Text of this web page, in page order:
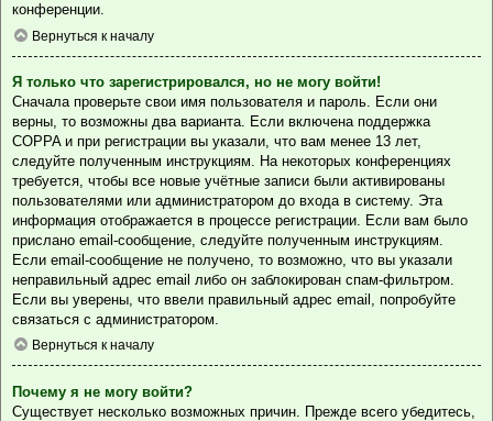
конференции.
Вернуться к началу
Я только что зарегистрировался, но не могу войти!
Сначала проверьте свои имя пользователя и пароль. Если они
верны, то возможны два варианта. Если включена поддержка
COPPA и при регистрации вы указали, что вам менее 13 лет,
следуйте полученным инструкциям. На некоторых конференциях
требуется, чтобы все новые учётные записи были активированы
пользователями или администратором до входа в систему. Эта
информация отображается в процессе регистрации. Если вам было
прислано email-сообщение, следуйте полученным инструкциям.
Если email-сообщение не получено, то возможно, что вы указали
неправильный адрес email либо он заблокирован спам-фильтром.
Если вы уверены, что ввели правильный адрес email, попробуйте
связаться с администратором.
Вернуться к началу
Почему я не могу войти?
Существует несколько возможных причин. Прежде всего убедитесь,